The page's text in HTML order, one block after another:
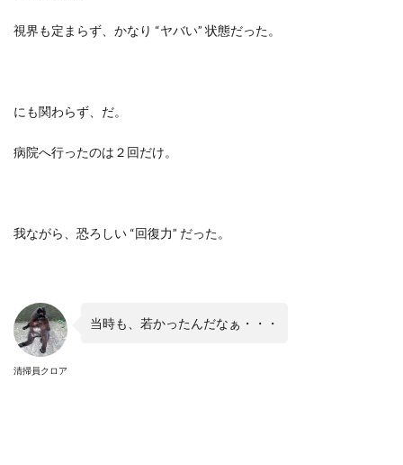
視界も定まらず、かなり “ヤバい” 状態だった。
にも関わらず、だ。
病院へ行ったのは２回だけ。
我ながら、恐ろしい “回復力” だった。
清掃員クロア
当時も、若かったんだなぁ・・・